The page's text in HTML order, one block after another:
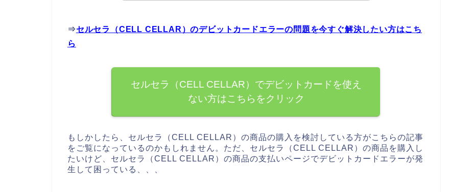
⇒セルセラ（CELL CELLAR）のデビットカードエラーの問題を今すぐ解決したい方はこち
ら
セルセラ（CELL CELLAR）でデビットカードを使え
ない方はこちらをクリック
もしかしたら、セルセラ（CELL CELLAR）の商品の購入を検討している方がこちらの記事
をご覧になっているのかもしれません。ただ、セルセラ（CELL CELLAR）の商品を購入し
たいけど、セルセラ（CELL CELLAR）の商品の支払いページでデビットカードエラーが発
生して困っている、、、